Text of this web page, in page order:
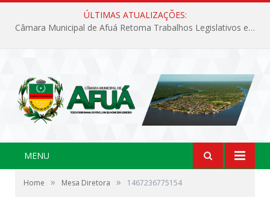
ÚLTIMAS ATUALIZAÇÕES:
Câmara Municipal de Afuá Retoma Trabalhos Legislativos em Sessão Ordinária
MENU
Home » Mesa Diretora » 1467236775154